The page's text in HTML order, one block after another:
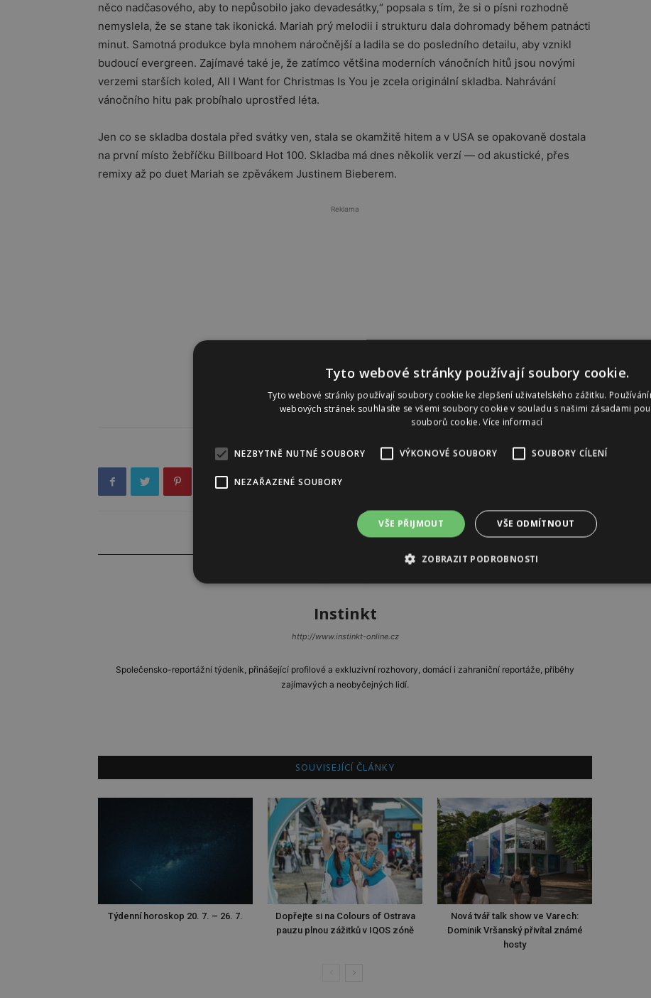
něco nadčasového, aby to nepůsobilo jako devadesátky,“ popsala s tím, že si o písni rozhodně
nemyslela, že se stane tak ikonická. Mariah prý melodii i strukturu dala dohromady během patnácti
minut. Samotná produkce byla mnohem náročnější a ladila se do posledního detailu, aby vznikl
budoucí evergreen. Zajímavé také je, že zatímco většina moderních vánočních hitů jsou novými
verzemi starších koled, All I Want for Christmas Is You je zcela originální skladba. Nahrávání
vánočního hitu pak probíhalo uprostřed léta.
Jen co se skladba dostala před svátky ven, stala se okamžitě hitem a v USA se opakovaně dostala
na první místo žebříčku Billboard Hot 100. Skladba má dnes několik verzí — od akustické, přes
remixy až po duet Mariah se zpěvákem Justinem Bieberem.
Reklama
Instinkt
http://www.instinkt-online.cz
Společensko-reportážní týdeník, přinášející profilové a exkluzivní rozhovory, domácí i zahraniční reportáže, příběhy
zajímavých a neobyčejných lidí.
SOUVISEJÍCÍ ČLÁNKY
Týdenní horoskop 20. 7. – 26. 7.
Dopřejte si na Colours of Ostrava
pauzu plnou zážitků v IQOS zóně
Nová tvář talk show ve Varech:
Dominik Vršanský přivítal známé
hosty
Tyto webové stránky používají soubory cookie.
Tyto webové stránky používají soubory cookie ke zlepšení uživatelského zážitku.
webových stránek souhlasíte se všemi soubory cookie v souladu s našimi zásadami
souborů cookie.Více informací
NEZBYTNĚ NUTNÉ SOUBORY VÝKONOVÉ SOUBORY SOUBORY CÍLENÍ
NEZAŘAZENÉ SOUBORY
VŠE PŘIJMOUT VŠE ODMÍTNOUT
ZOBRAZIT PODROBNOSTI